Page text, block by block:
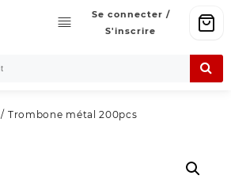
Se connecter /
S'inscrire
/ Trombone métal 200pcs